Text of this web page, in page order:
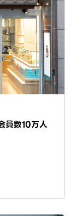
員数10万人